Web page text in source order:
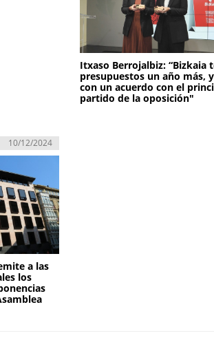
Itxaso Berrojalbiz: “Bizkaia
presupuestos un año más,
con un acuerdo con el
partido de la oposición"
10/12/2024
a las
los